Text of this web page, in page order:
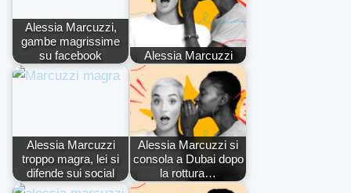
Alessia Marcuzzi,
gambe magrissime
su facebook
Alessia Marcuzzi
Alessia Marcuzzi
troppo magra, lei si
difende sui social
Alessia Marcuzzi si
consola a Dubai dopo
la rottura…